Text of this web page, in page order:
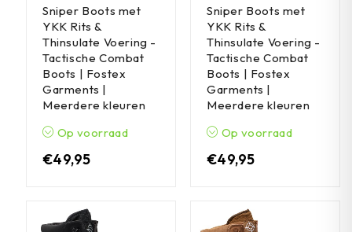
Sniper Boots met
YKK Rits &
Thinsulate Voering -
Tactische Combat
Boots | Fostex
Garments |
Meerdere kleuren
Op voorraad
€49,95
Sniper Boots met
YKK Rits &
Thinsulate Voering -
Tactische Combat
Boots | Fostex
Garments |
Meerdere kleuren
Op voorraad
€49,95